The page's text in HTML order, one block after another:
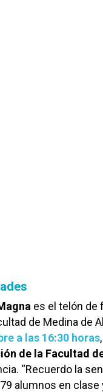
es el telón de
de Medina de
a las 16:30 horas
de la Facultad
“Recuerdo la
alumnos en